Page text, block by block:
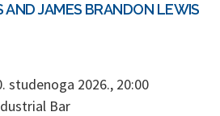
AND JAMES BRANDON LEWIS
studenoga 2026., 20:00
Bar